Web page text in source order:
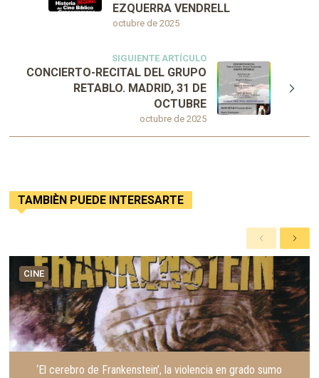
octubre de 2025
EZQUERRA VENDRELL
SIGUIENTE ARTÍCULO
octubre de 2025
CONCIERTO-RECITAL DEL GRUPO
RETABLO. MADRID, 31 DE
OCTUBRE
TAMBIÈN PUEDE INTERESARTE
A
n
e
r
i
o
r
S
i
g
u
i
n
t
e
CINE
‘El cerebro de Frankenstein’, la violencia en grado sumo